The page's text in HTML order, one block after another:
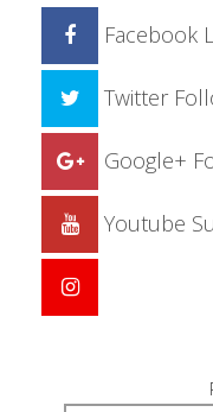
Facebook
Twitter
Google+
Youtube